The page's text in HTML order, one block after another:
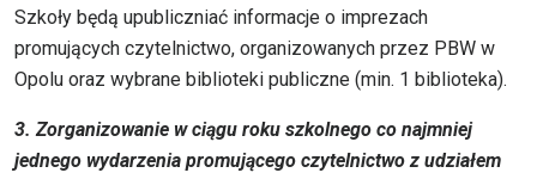
Szkoły będą upubliczniać informacje o imprezach
promujących czytelnictwo, organizowanych przez PBW w
Opolu oraz wybrane biblioteki publiczne (min. 1 biblioteka).
3. Zorganizowanie w ciągu roku szkolnego co najmniej
jednego wydarzenia promującego czytelnictwo z udziałem